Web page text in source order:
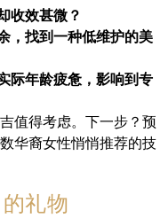
收效甚微？
，找到一种低维护的美
际年龄疲惫，影响到专
值得考虑。下一步？预
华裔女性悄悄推荐的技
礼物